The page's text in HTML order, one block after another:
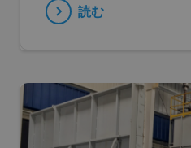
読む